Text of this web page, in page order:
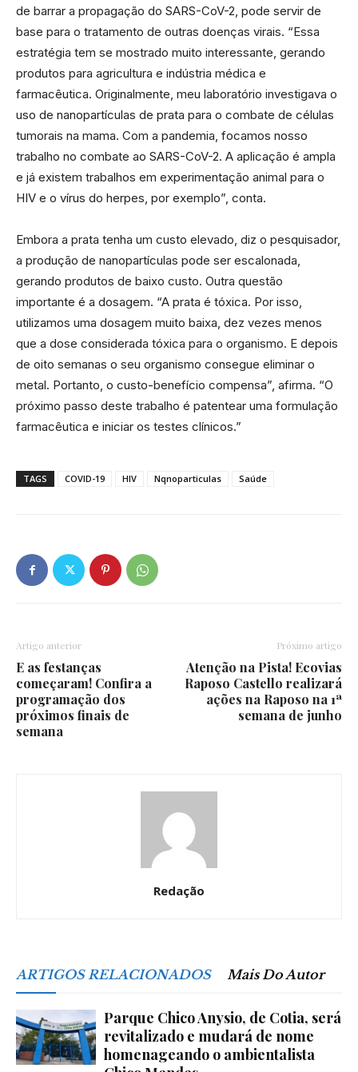
de barrar a propagação do SARS-CoV-2, pode servir de
base para o tratamento de outras doenças virais. “Essa
estratégia tem se mostrado muito interessante, gerando
produtos para agricultura e indústria médica e
farmacêutica. Originalmente, meu laboratório investigava o
uso de nanopartículas de prata para o combate de células
tumorais na mama. Com a pandemia, focamos nosso
trabalho no combate ao SARS-CoV-2. A aplicação é ampla
e já existem trabalhos em experimentação animal para o
HIV e o vírus do herpes, por exemplo”, conta.
Embora a prata tenha um custo elevado, diz o pesquisador,
a produção de nanopartículas pode ser escalonada,
gerando produtos de baixo custo. Outra questão
importante é a dosagem. “A prata é tóxica. Por isso,
utilizamos uma dosagem muito baixa, dez vezes menos
que a dose considerada tóxica para o organismo. E depois
de oito semanas o seu organismo consegue eliminar o
metal. Portanto, o custo-benefício compensa”, afirma. “O
próximo passo deste trabalho é patentear uma formulação
farmacêutica e iniciar os testes clínicos.”
TAGS COVID-19 HIV Nqnoparticulas Saúde
Artigo anterior
E as festanças
começaram! Confira a
programação dos
próximos finais de
semana
Próximo artigo
Atenção na Pista! Ecovias
Raposo Castello realizará
ações na Raposo na 1ª
semana de junho
Redação
ARTIGOS RELACIONADOS Mais Do Autor
Parque Chico Anysio, de Cotia, será
revitalizado e mudará de nome
homenageando o ambientalista